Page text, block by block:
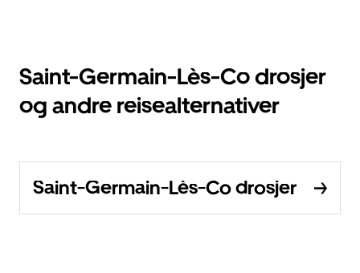
Saint-Germain-Lès-Co drosjer
og andre reisealternativer
Saint-Germain-Lès-Co drosjer